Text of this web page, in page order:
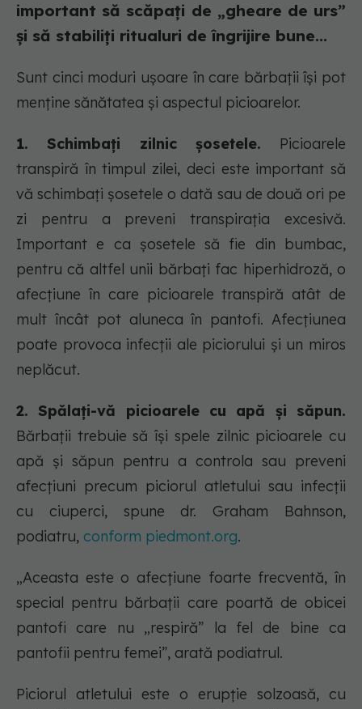
important să scăpați de „gheare de urs”
și să stabiliți ritualuri de îngrijire bune...
Sunt cinci moduri ușoare în care bărbații își pot
menține sănătatea și aspectul picioarelor.
1. Schimbați zilnic șosetele. Picioarele
transpiră în timpul zilei, deci este important să
vă schimbați șosetele o dată sau de două ori pe
zi pentru a preveni transpirația excesivă.
Important e ca șosetele să fie din bumbac,
pentru că altfel unii bărbați fac hiperhidroză, o
afecțiune în care picioarele transpiră atât de
mult încât pot aluneca în pantofi. Afecțiunea
poate provoca infecții ale piciorului și un miros
neplăcut.
2. Spălați-vă picioarele cu apă și săpun.
Bărbații trebuie să își spele zilnic picioarele cu
apă și săpun pentru a controla sau preveni
afecțiuni precum piciorul atletului sau infecții
cu ciuperci, spune dr. Graham Bahnson,
podiatru, conform piedmont.org.
„Aceasta este o afecțiune foarte frecventă, în
special pentru bărbații care poartă de obicei
pantofi care nu „respiră” la fel de bine ca
pantofii pentru femei”, arată podiatrul.
Piciorul atletului este o erupție solzoasă, cu